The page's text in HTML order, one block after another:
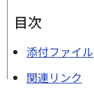
目次
添付ファイル
関連リンク